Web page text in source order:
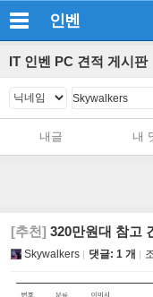
인벤
IT 인벤 PC 견적 게시판
내글 내
[추천] 320만원대 참고
Skywalkers 댓글: 1 개